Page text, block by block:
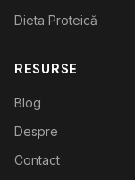
Dieta Proteică
RESURSE
Blog
Despre
Contact